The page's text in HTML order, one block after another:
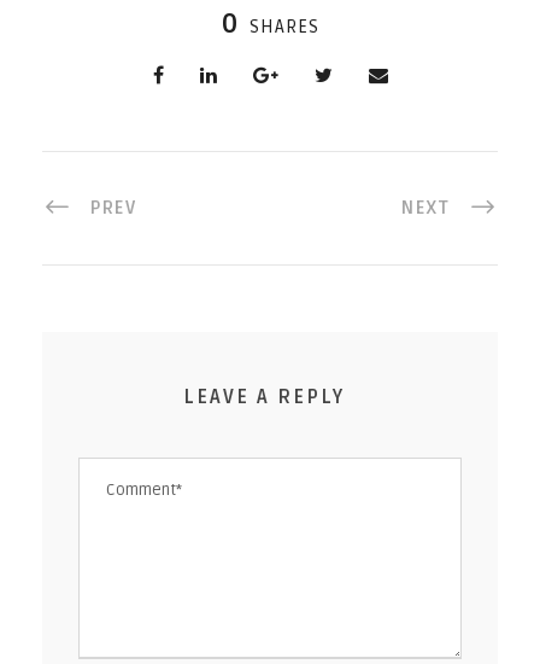
0 SHARES
PREV NEXT
LEAVE A REPLY